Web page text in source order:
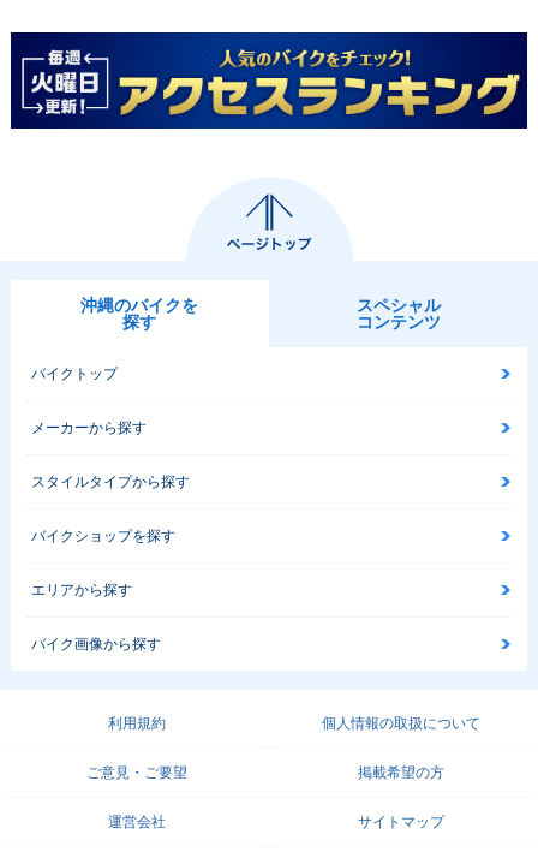
沖縄のバイクを
探す
スペシャル
コンテンツ
バイクトップ
メーカーから探す
スタイルタイプから探す
バイクショップを探す
エリアから探す
バイク画像から探す
利用規約 個人情報の取扱について
ご意見・ご要望 掲載希望の方
運営会社 サイトマップ